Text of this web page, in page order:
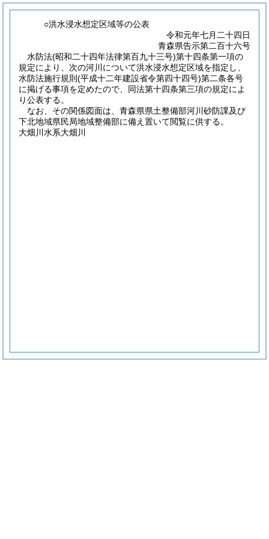
○洪水浸水想定区域等の公表
令和元年七月二十四日
青森県告示第二百十六号
水防法(昭和二十四年法律第百九十三号)第十四条第一項の
規定により、次の河川について洪水浸水想定区域を指定し、
水防法施行規則 (平成十二年建設省令第四十四号)第二条各号
に掲げる事項を定めたので、同法第十四条第三項の規定によ
り公表する。
なお、その関係図面は、青森県県土整備部河川砂防課及び
下北地域県民局地域整備部に備え置いて閲覧に供する。
大畑川水系大畑川